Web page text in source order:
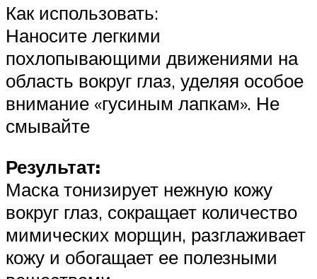
Как использовать:
Наносите легкими
похлопывающими движениями на
область вокруг глаз, уделяя особое
внимание «гусиным лапкам». Не
смывайте
Результат:
Маска тонизирует нежную кожу
вокруг глаз, сокращает количество
мимических морщин, разглаживает
кожу и обогащает ее полезными